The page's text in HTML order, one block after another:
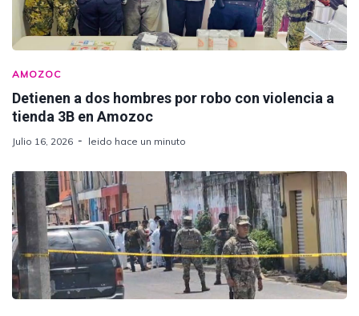
AMOZOC
Detienen a dos hombres por robo con violencia a
tienda 3B en Amozoc
Julio 16, 2026 leido hace un minuto